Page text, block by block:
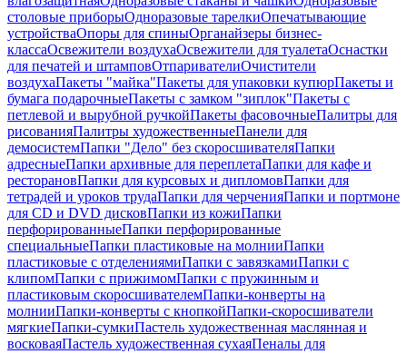
столовые приборыОдноразовые тарелкиОпечатывающие
устройстваОпоры для спиныОрганайзеры бизнес-
классаОсвежители воздухаОсвежители для туалетаОснастки
для печатей и штамповОтпаривателиОчистители
воздухаПакеты "майка"Пакеты для упаковки купюрПакеты и
бумага подарочныеПакеты с замком "зиплок"Пакеты с
петлевой и вырубной ручкойПакеты фасовочныеПалитры для
рисованияПалитры художественныеПанели для
демосистемПапки "Дело" без скоросшивателяПапки
адресныеПапки архивные для переплетаПапки для кафе и
ресторановПапки для курсовых и дипломовПапки для
тетрадей и уроков трудаПапки для черченияПапки и портмоне
для CD и DVD дисковПапки из кожиПапки
перфорированныеПапки перфорированные
специальныеПапки пластиковые на молнииПапки
пластиковые с отделениямиПапки с завязкамиПапки с
клипомПапки с прижимомПапки с пружинным и
пластиковым скоросшивателемПапки-конверты на
молнииПапки-конверты с кнопкойПапки-скоросшиватели
мягкиеПапки-сумкиПастель художественная маслянная и
восковаяПастель художественная сухаяПеналы для